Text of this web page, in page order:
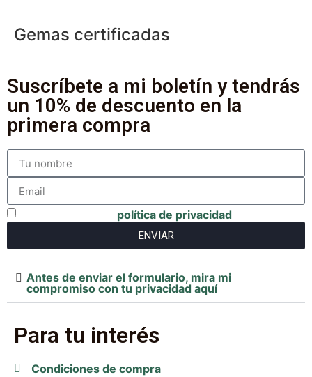
Gemas certificadas
Suscríbete a mi boletín y tendrás
un 10% de descuento en la
primera compra
política de privacidad
ENVIAR
Antes de enviar el formulario, mira mi
compromiso con tu privacidad aquí
Para tu interés
Condiciones de compra